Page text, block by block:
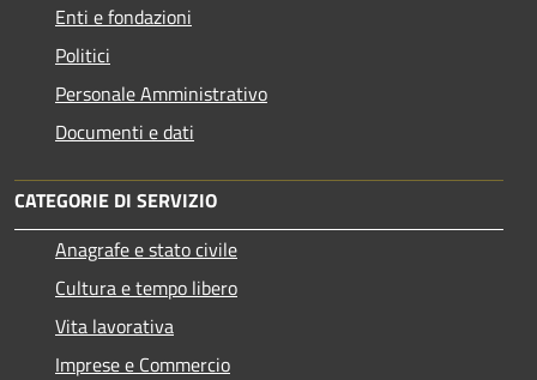
Enti e fondazioni
Politici
Personale Amministrativo
Documenti e dati
CATEGORIE DI SERVIZIO
Anagrafe e stato civile
Cultura e tempo libero
Vita lavorativa
Imprese e Commercio